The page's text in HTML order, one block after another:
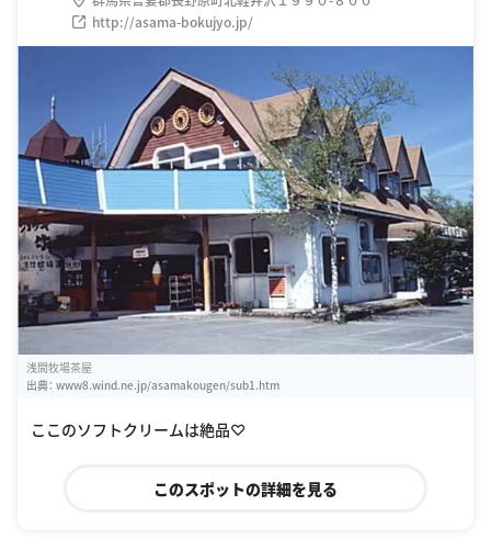
http://asama-bokujyo.jp/
浅間牧場茶屋
出典： www8.wind.ne.jp/asamakougen/sub1.htm
ここのソフトクリームは絶品♡
このスポットの詳細を見る